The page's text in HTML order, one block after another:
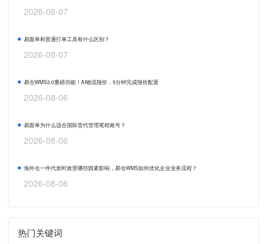
2026-08-07
易面单和普通打单工具有什么区别？
2026-08-07
易仓WMS2.0重磅功能！AI物流报价，5分钟完成报价配置
2026-08-06
易面单为什么适合国际货代管理尾程账号？
2026-08-06
海外仓一件代发时效受哪些因素影响，易仓WMS如何优化企业业务流程？
2026-08-06
热门关键词